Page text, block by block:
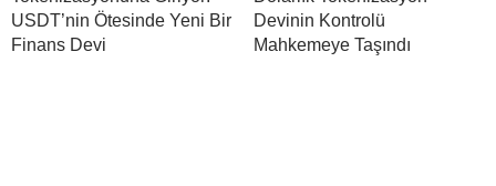
USDT’nin Ötesinde Yeni Bir
Finans Devi
Devinin Kontrolü
Mahkemeye Taşındı